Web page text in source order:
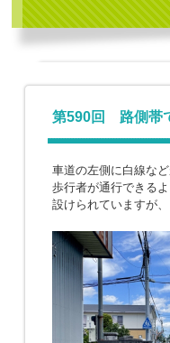
第590回 路側帯
車道の左側に白線な
歩行者が通行できる
設けられていますが